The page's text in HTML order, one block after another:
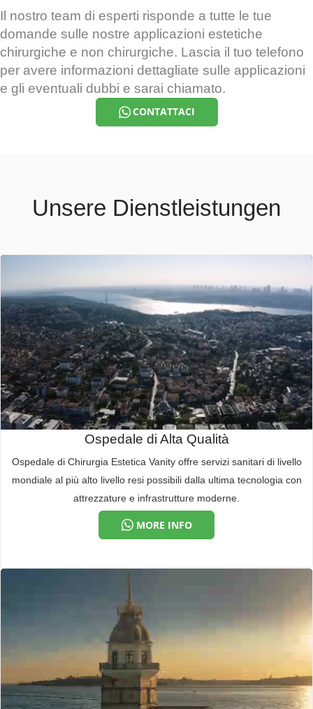
Il nostro team di esperti risponde a tutte le tue
domande sulle nostre applicazioni estetiche
chirurgiche e non chirurgiche. Lascia il tuo telefono
per avere informazioni dettagliate sulle applicazioni
e gli eventuali dubbi e sarai chiamato.
CONTATTACI
Unsere Dienstleistungen
Ospedale di Alta Qualità
Ospedale di Chirurgia Estetica Vanity offre servizi sanitari di livello
mondiale al più alto livello resi possibili dalla ultima tecnologia con
attrezzature e infrastrutture moderne.
MORE INFO